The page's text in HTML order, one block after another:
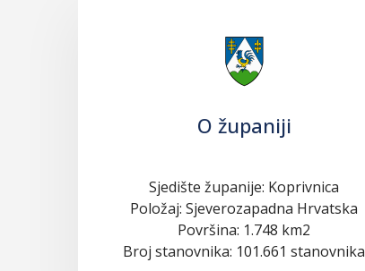
O županiji
Sjedište županije: Koprivnica
Položaj: Sjeverozapadna Hrvatska
Površina: 1.748 km2
Broj stanovnika: 101.661 stanovnika